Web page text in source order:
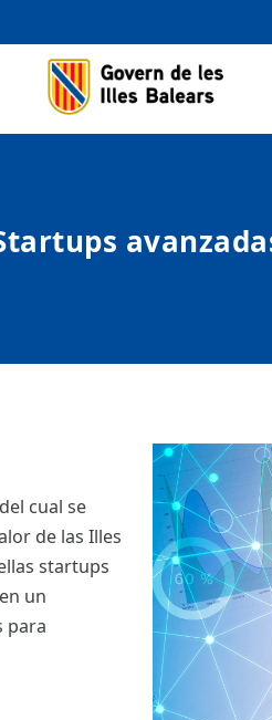
cual se
de las Illes
startups
un
para